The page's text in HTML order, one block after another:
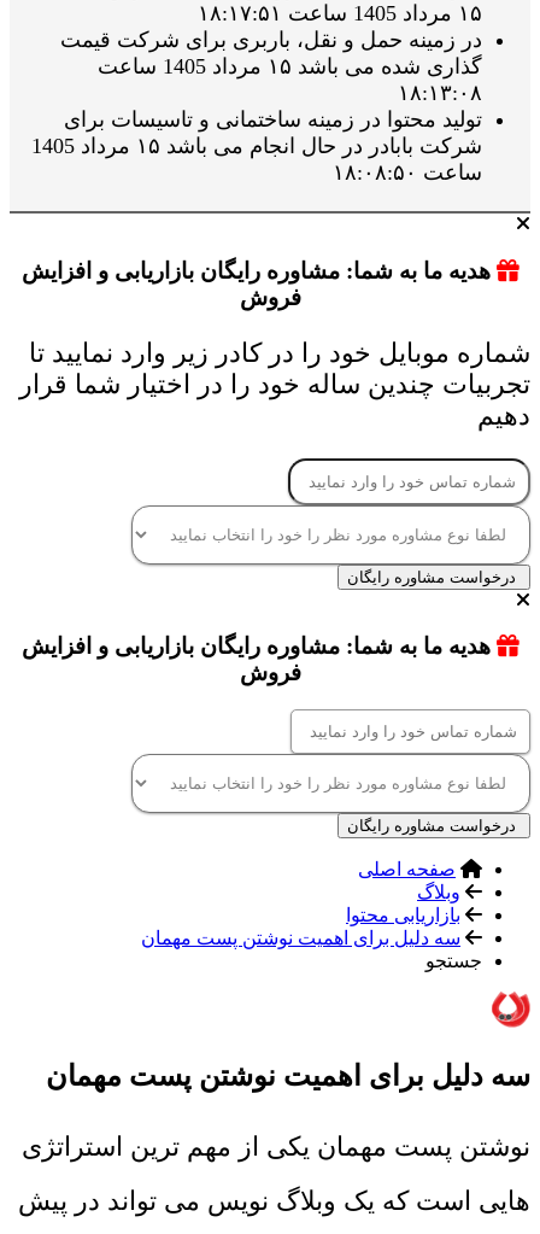
۱۵ مرداد 1405 ساعت ۱۸:۱۷:۵۱
در زمینه حمل و نقل، باربری برای شرکت قیمت
گذاری شده می باشد ۱۵ مرداد 1405 ساعت
۱۸:۱۳:۰۸
تولید محتوا در زمینه ساختمانی و تاسیسات برای
شرکت بابادر در حال انجام می باشد ۱۵ مرداد 1405
ساعت ۱۸:۰۸:۵۰
هدیه ما به شما: مشاوره رایگان بازاریابی و افزایش
فروش
شماره موبایل خود را در کادر زیر وارد نمایید تا
تجربیات چندین ساله خود را در اختیار شما قرار
دهیم
درخواست مشاوره رایگان
هدیه ما به شما: مشاوره رایگان بازاریابی و افزایش
فروش
درخواست مشاوره رایگان
صفحه اصلی
وبلاگ
بازاریابی محتوا
سه دلیل برای اهمیت نوشتن پست مهمان
جستجو
سه دلیل برای اهمیت نوشتن پست مهمان
نوشتن پست مهمان یکی از مهم ترین استراتژی
هایی است که یک وبلاگ نویس می تواند در پیش